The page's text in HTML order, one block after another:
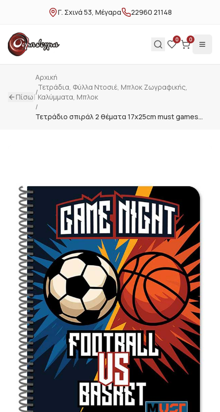
Γ. Σχινά 53, Μέγαρα 22960 21148
0 0
Πίσω|
Αρχική
/
Τετράδια, Φύλλα Ντοσιέ, Μπλοκ Ζωγραφικής,
Καλύμματα, Μπλοκ
/
Τετράδιο σπιράλ 2 θέματα 17x25cm must games